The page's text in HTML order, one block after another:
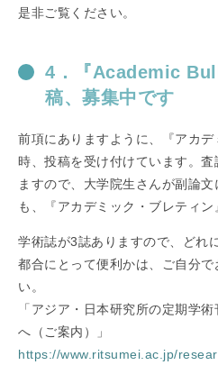
是非ご覧ください。
4．『Academic
稿、募集中です
前項にありますように、『アカ
時、投稿を受け付けています。
ますので、大学院生さんが副論
も、『アカデミック・ブレティン
学術誌が3誌ありますので、どれ
都合にとって便利かは、ご自分
い。
「アジア・日本研究所の定期学
へ（ご案内）」
https://www.ritsumei.ac.jp/